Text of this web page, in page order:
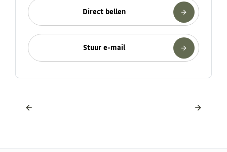
Direct bellen
Stuur e-mail